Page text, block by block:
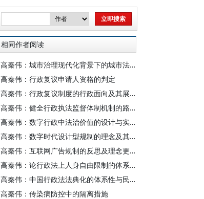
相同作者阅读
高秦伟：城市治理现代化背景下的城市法研究展望
高秦伟：行政复议申请人资格的判定
高秦伟：行政复议制度的行政面向及其展开
高秦伟：健全行政执法监督体制机制的路径
高秦伟：数字行政中法治价值的设计与实现
高秦伟：数字时代设计型规制的理念及其展开
高秦伟：互联网广告规制的反思及理念更新
高秦伟：论行政法上人身自由限制的体系化
高秦伟：中国行政法法典化的体系性与民主性取向
高秦伟：传染病防控中的隔离措施